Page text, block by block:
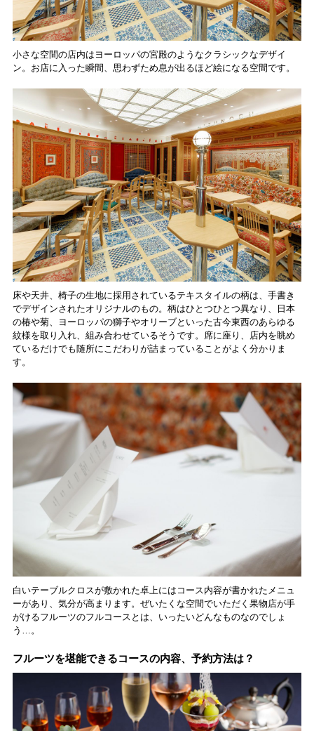
小さな空間の店内はヨーロッパの宮殿のようなクラシックなデザイ
ン。お店に入った瞬間、思わずため息が出るほど絵になる空間です。
床や天井、椅子の生地に採用されているテキスタイルの柄は、手書き
でデザインされたオリジナルのもの。柄はひとつひとつ異なり、日本
の椿や菊、ヨーロッパの獅子やオリーブといった古今東西のあらゆる
紋様を取り入れ、組み合わせているそうです。席に座り、店内を眺め
ているだけでも随所にこだわりが詰まっていることがよく分かりま
す。
白いテーブルクロスが敷かれた卓上にはコース内容が書かれたメニュ
ーがあり、気分が高まります。ぜいたくな空間でいただく果物店が手
がけるフルーツのフルコースとは、いったいどんなものなのでしょ
う…。
フルーツを堪能できるコースの内容、予約方法は？